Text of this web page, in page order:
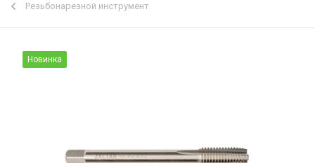
Резьбонарезной инструмент
Новинка